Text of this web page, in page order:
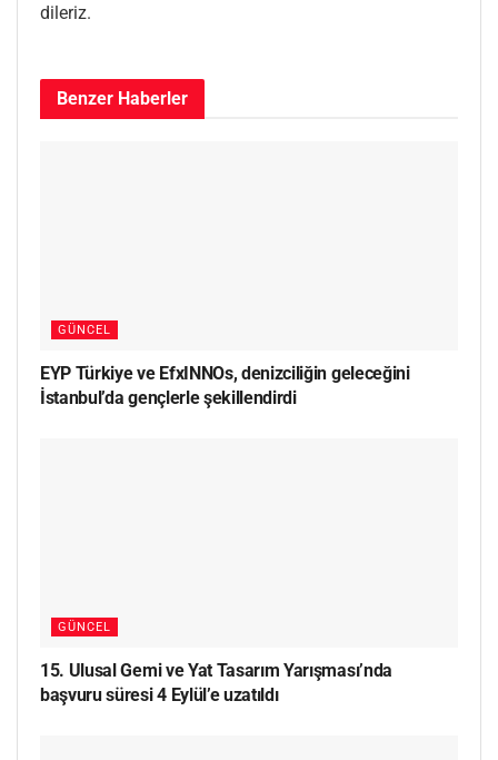
dileriz.
Benzer Haberler
GÜNCEL
EYP Türkiye ve EfxINNOs, denizciliğin geleceğini
İstanbul’da gençlerle şekillendirdi
GÜNCEL
15. Ulusal Gemi ve Yat Tasarım Yarışması’nda
başvuru süresi 4 Eylül’e uzatıldı